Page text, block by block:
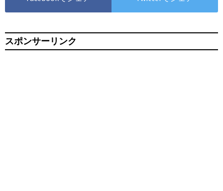
スポンサーリンク